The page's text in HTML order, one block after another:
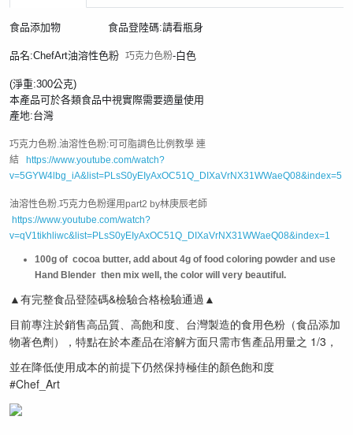
食品添加物               食品登陸碼:請看瓶身
品名:ChefArt油溶性色粉 巧克力色粉-白色
(淨重:300公克)
本產品可於各類食品中視實際需要適量使用
產地:台灣
巧克力色粉.油溶性色粉:可可脂調色比例教學 連
結
https://www.youtube.com/watch?
v=5GYW4lbg_iA&list=PLsS0yEIyAxOC51Q_DIXaVrNX31WWaeQ08&index=5
油溶性色粉.巧克力色粉運用part2 by林庚辰老師
https://www.youtube.com/watch?
v=qV1tikhliwc&list=PLsS0yEIyAxOC51Q_DIXaVrNX31WWaeQ08&index=1
100g of cocoa butter, add about 4g of food coloring powder and use
Hand Blender then mix well, the color will very beautiful.
▲有完整食品登陸碼&檢驗合格檢驗通過 ▲
目前專注於銷售高品質、高飽和度、台灣製造的食用色粉（食品添加
物著色劑），特點在於本產品在溶解方面只需市售產品用量之 1/3，
並在降低使用成本的前提下仍然保持極佳的顏色飽和度
#Chef_Art